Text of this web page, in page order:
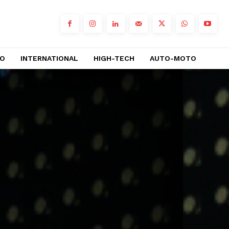
INTERNATIONAL HIGH-TECH AUTO-MOTO